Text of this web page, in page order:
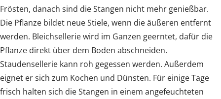
Frösten, danach sind die Stangen nicht mehr genießbar.
Die Pflanze bildet neue Stiele, wenn die äußeren entfernt
werden. Bleichsellerie wird im Ganzen geerntet, dafür die
Pflanze direkt über dem Boden abschneiden.
Staudensellerie kann roh gegessen werden. Außerdem
eignet er sich zum Kochen und Dünsten. Für einige Tage
frisch halten sich die Stangen in einem angefeuchteten